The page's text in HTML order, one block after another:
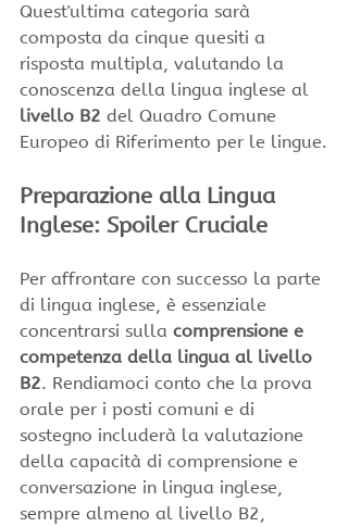
Quest'ultima categoria sarà
composta da cinque quesiti a
risposta multipla, valutando la
conoscenza della lingua inglese al
livello B2 del Quadro Comune
Europeo di Riferimento per le lingue.
Preparazione alla Lingua
Inglese: Spoiler Cruciale
Per affrontare con successo la parte
di lingua inglese, è essenziale
concentrarsi sulla comprensione e
competenza della lingua al livello
B2. Rendiamoci conto che la prova
orale per i posti comuni e di
sostegno includerà la valutazione
della capacità di comprensione e
conversazione in lingua inglese,
sempre almeno al livello B2,